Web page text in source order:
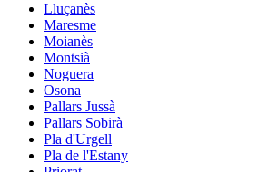
Lluçanès
Maresme
Moianès
Montsià
Noguera
Osona
Pallars Jussà
Pallars Sobirà
Pla d'Urgell
Pla de l'Estany